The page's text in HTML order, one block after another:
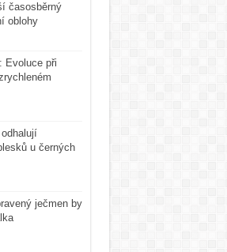
časosběrný
oblohy
Evoluce při
u černých
ječmen by